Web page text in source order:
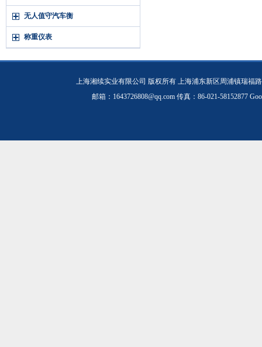
无人值守汽车衡
称重仪表
上海湘续实业有限公司 版权所有 上海浦东新区周浦镇瑞福
邮箱：1643726808@qq.com 传真：86-021-58152877